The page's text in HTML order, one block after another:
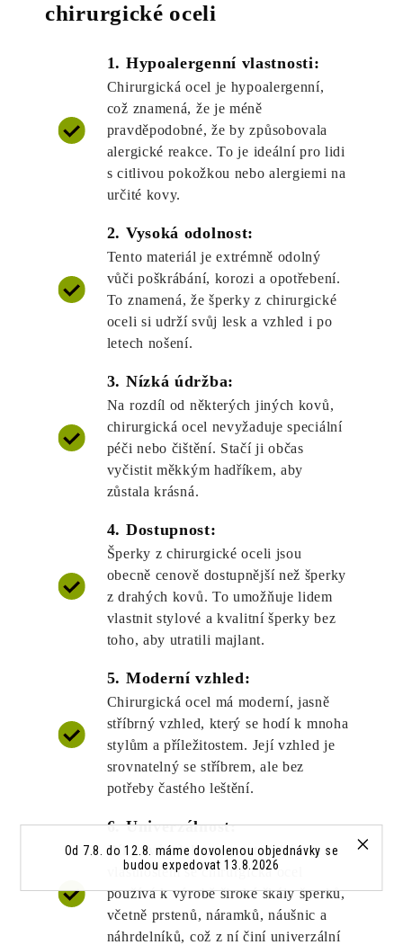
Od 7.8. do 12.8. máme dovolenou objednávky se
budou expedovat 13.8.2026
chirurgické oceli
1. Hypoalergenní vlastnosti:
Chirurgická ocel je hypoalergenní,
což znamená, že je méně
pravděpodobné, že by způsobovala
alergické reakce. To je ideální pro lidi
s citlivou pokožkou nebo alergiemi na
určité kovy.
2. Vysoká odolnost:
Tento materiál je extrémně odolný
vůči poškrábání, korozi a opotřebení.
To znamená, že šperky z chirurgické
oceli si udrží svůj lesk a vzhled i po
letech nošení.
3. Nízká údržba:
Na rozdíl od některých jiných kovů,
chirurgická ocel nevyžaduje speciální
péči nebo čištění. Stačí ji občas
vyčistit měkkým hadříkem, aby
zůstala krásná.
4. Dostupnost:
Šperky z chirurgické oceli jsou
obecně cenově dostupnější než šperky
z drahých kovů. To umožňuje lidem
vlastnit stylové a kvalitní šperky bez
toho, aby utratili majlant.
5. Moderní vzhled:
Chirurgická ocel má moderní, jasně
stříbrný vzhled, který se hodí k mnoha
stylům a příležitostem. Její vzhled je
srovnatelný se stříbrem, ale bez
potřeby častého leštění.
6. Univerzálnost:
Díky své odolnosti a estetickým
vlastnostem se chirurgická ocel
používá k výrobě široké škály šperků,
včetně prstenů, náramků, náušnic a
náhrdelníků, což z ní činí univerzální